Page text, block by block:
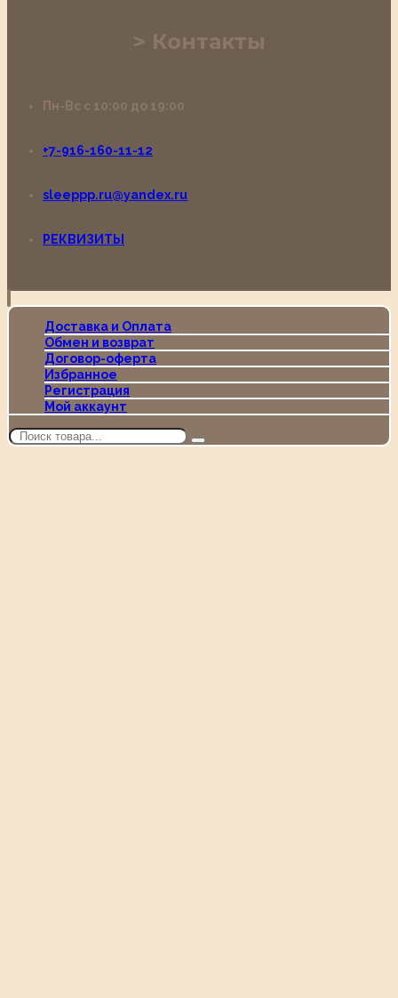
Контакты
Пн-Вс с 10:00 до 19:00
+7-916-160-11-12
sleeppp.ru@yandex.ru
РЕКВИЗИТЫ
Доставка и Оплата
Обмен и возврат
Договор-оферта
Избранное
Регистрация
Мой аккаунт